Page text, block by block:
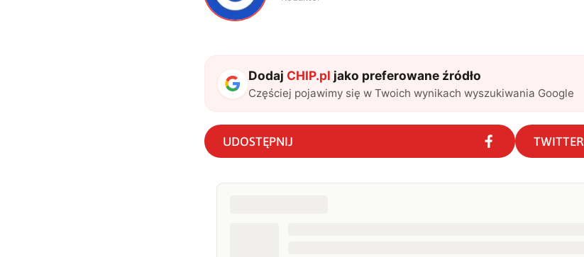
Dodaj CHIP.pl jako preferowane źródło
Częściej pojawimy się w Twoich wynikach wyszukiwania Google
UDOSTĘPNIJ TWITTER